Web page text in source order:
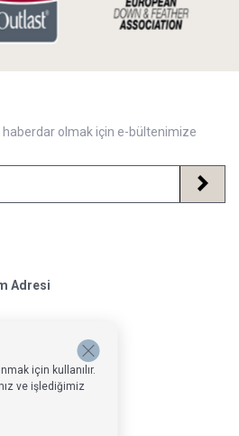
olmak için e-bültenimize
Adresi
için kullanılır.
ve işlediğimiz